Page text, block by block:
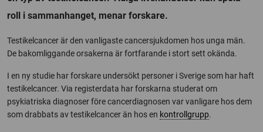
roll i sammanhanget, menar forskare.
Testikelcancer är den vanligaste cancersjukdomen hos unga män.
De bakomliggande orsakerna är fortfarande i stort sett okända.
I en ny studie har forskare undersökt personer i Sverige som har haft
testikelcancer. Via registerdata har forskarna studerat om
psykiatriska diagnoser före cancerdiagnosen var vanligare hos dem
som drabbats av testikelcancer än hos en kontrollgrupp.